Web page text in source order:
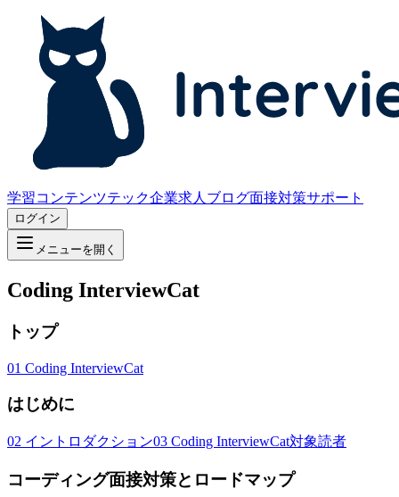
学習コンテンツテック企業求人 ブログ面接対策サポート
ログイン
メニューを開く
Coding InterviewCat
トップ
01 Coding InterviewCat
はじめに
02 イントロダクション03 Coding InterviewCat対象読者
コーディング面接対策とロードマップ